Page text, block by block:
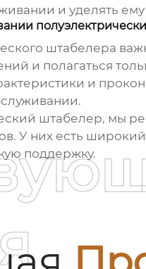
и уделять
штабелера
и полагаться
и
штабелер, мы
У них есть
поддержку.